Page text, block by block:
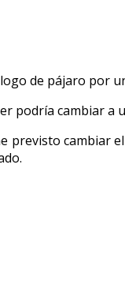
podría cambiar a
previsto cambiar